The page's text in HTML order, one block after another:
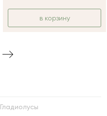
в корзину
Гладиолусы